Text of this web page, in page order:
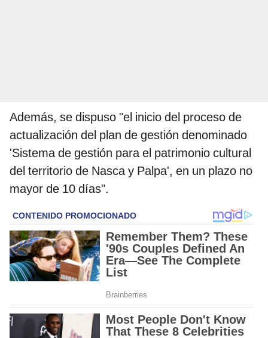
Además, se dispuso "el inicio del proceso de
actualización del plan de gestión denominado
'Sistema de gestión para el patrimonio cultural
del territorio de Nasca y Palpa', en un plazo no
mayor de 10 días".